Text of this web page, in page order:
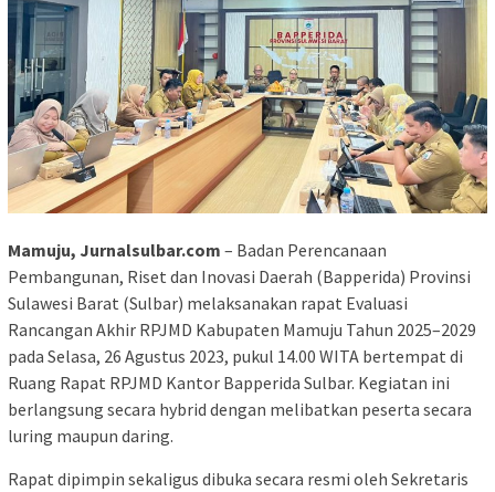
Mamuju, Jurnalsulbar.com – Badan Perencanaan
Pembangunan, Riset dan Inovasi Daerah (Bapperida) Provinsi
Sulawesi Barat (Sulbar) melaksanakan rapat Evaluasi
Rancangan Akhir RPJMD Kabupaten Mamuju Tahun 2025–2029
pada Selasa, 26 Agustus 2023, pukul 14.00 WITA bertempat di
Ruang Rapat RPJMD Kantor Bapperida Sulbar. Kegiatan ini
berlangsung secara hybrid dengan melibatkan peserta secara
luring maupun daring.
Rapat dipimpin sekaligus dibuka secara resmi oleh Sekretaris